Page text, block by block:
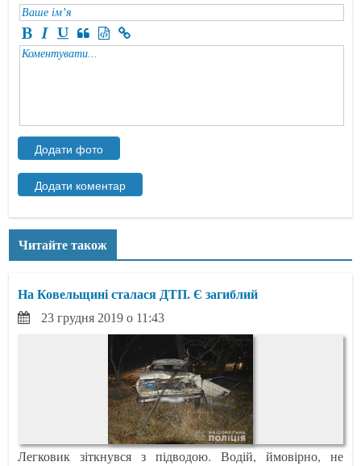
Читайте також
На Ковельщині сталася ДТП. Є загиблий
23 грудня 2019 о 11:43
Легковик зіткнувся з підводою. Водій, ймовірно, не